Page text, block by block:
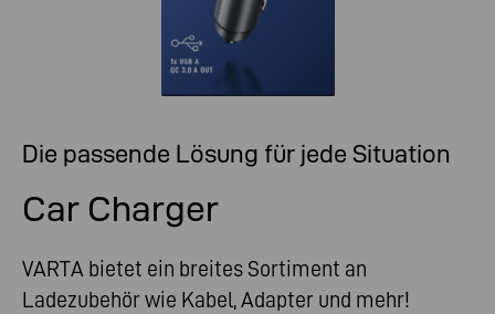
Die passende Lösung für jede Situation
Car Charger
VARTA bietet ein breites Sortiment an
Ladezubehör wie Kabel, Adapter und mehr!